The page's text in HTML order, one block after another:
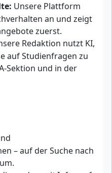
Unsere Plattform
an und zeigt
zuerst.
Redaktion nutzt KI,
auf Studienfragen zu
Sektion und in der
– auf der Suche nach